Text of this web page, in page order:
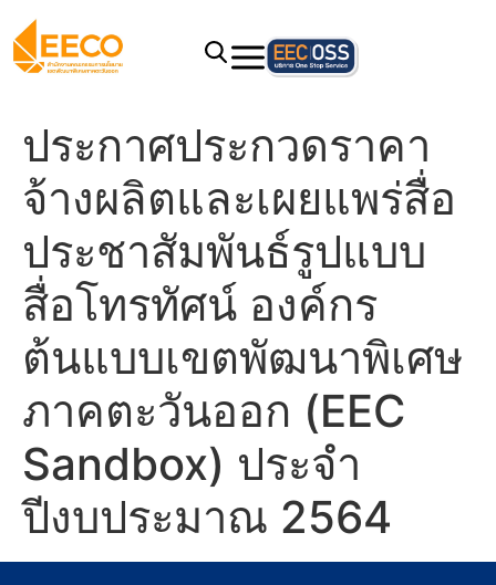
ประกาศประกวดราคา
จ้างผลิตและเผยแพร่สื่อ
ประชาสัมพันธ์รูปแบบ
สื่อโทรทัศน์ องค์กร
ต้นแบบเขตพัฒนาพิเศษ
ภาคตะวันออก (EEC
Sandbox) ประจำ
ปีงบประมาณ 2564